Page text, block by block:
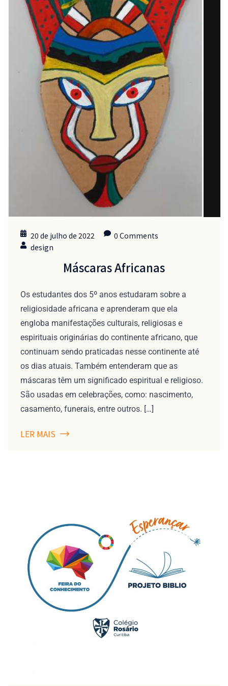
20 de julho de 2022
0 Comments
design
Máscaras Africanas
Os estudantes dos 5º anos estudaram sobre a
religiosidade africana e aprenderam que ela
engloba manifestações culturais, religiosas e
espirituais originárias do continente africano, que
continuam sendo praticadas nesse continente até
os dias atuais. Também entenderam que as
máscaras têm um significado espiritual e religioso.
São usadas em celebrações, como: nascimento,
casamento, funerais, entre outros. […]
LER MAIS